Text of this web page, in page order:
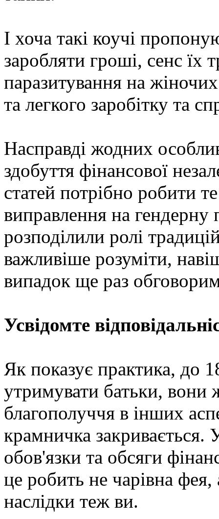
І хоча такі коучі
заробляти гроші, сенс їх
паразитування на
та легкого заробітку та
Насправді жодних
здобуття фінансової
статей потрібно робити
виправлення на гендерну
розподілили ролі
важливіше розуміти,
випадок ще раз
Усвідомте
Як показує практика, до
утримувати батьки, вони
благополуччя в інших
крамничка закривається.
обов'язки та обсяги
це робить не чарівна фея,
наслідки теж ви.